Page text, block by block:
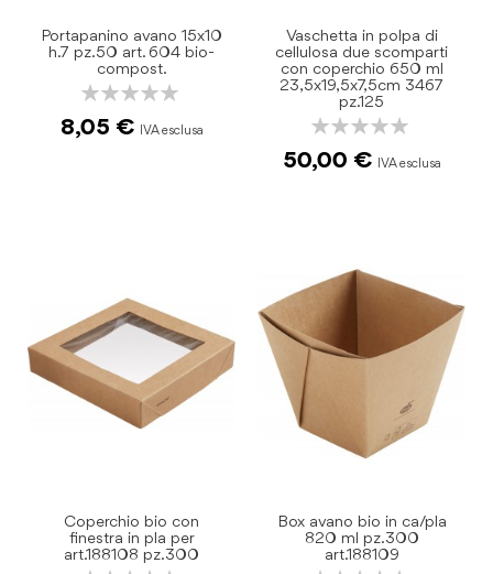
Portapanino avano 15x10
h.7 pz.50 art. 604 bio-
compost.
Rating:
8,05 €
Vaschetta in polpa di
cellulosa due scomparti
con coperchio 650 ml
23,5x19,5x7,5cm 3467
pz.125
Rating:
50,00 €
Coperchio bio con
finestra in pla per
art.188108 pz.300
Box avano bio in ca/pla
820 ml pz.300
art.188109